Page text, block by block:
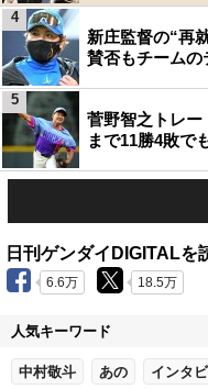
新庄監督の“再
賛否もチーム
4
菅野智之トレ
まで11勝4敗で
5
日刊ゲンダイDIGITALを
6.6万 18.5万
人気キーワード
中村敬斗 あの インタ